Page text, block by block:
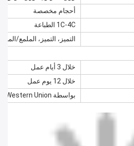
أحجام مخصصة
1C-4C الطباعة
التميز، التميز، الملمع/
خلال 3 أيام عمل
خلال 12 يوم عمل
بواسطة T/T، Paypal، Western Union، الخ